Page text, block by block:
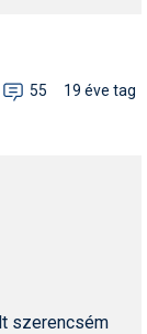
55 19 éve tag
szerencsém